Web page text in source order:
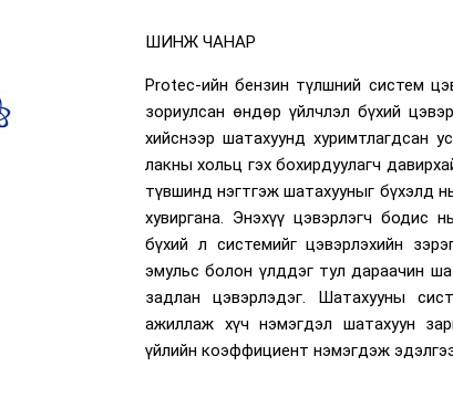
ШИНЖ ЧАНАР
Protec-ийн бензин түлшний систем
зориулсан өндөр үйлчлэл бүхий
хийснээр шатахуунд хуримтлагдсан
лакны хольц гэх бохирдуулагч
түвшинд нэгтгэж шатахууныг бүхэлд
хувиргана. Энэхүү цэвэрлэгч бодис
бүхий л системийг цэвэрлэхийн
эмульс болон үлддэг тул дараачин
задлан цэвэрлэдэг. Шатахууны
ажиллаж хүч нэмэгдэл шатахуун
үйлийн коэффициент нэмэгдэж